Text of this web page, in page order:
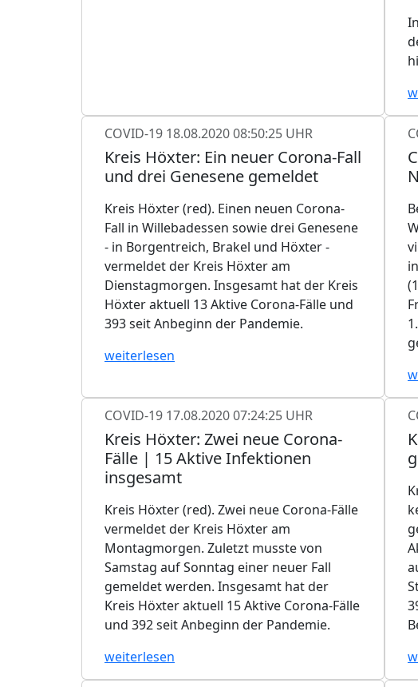
COVID-19 18.08.2020 08:50:25 UHR
Kreis Höxter: Ein neuer Corona-Fall
und drei Genesene gemeldet
Kreis Höxter (red). Einen neuen Corona-
Fall in Willebadessen sowie drei Genesene
- in Borgentreich, Brakel und Höxter -
vermeldet der Kreis Höxter am
Dienstagmorgen. Insgesamt hat der Kreis
Höxter aktuell 13 Aktive Corona-Fälle und
393 seit Anbeginn der Pandemie.
weiterlesen
COVID-19 17.08.2020 07:24:25 UHR
Kreis Höxter: Zwei neue Corona-
Fälle | 15 Aktive Infektionen
insgesamt
Kreis Höxter (red). Zwei neue Corona-Fälle
vermeldet der Kreis Höxter am
Montagmorgen. Zuletzt musste von
Samstag auf Sonntag einer neuer Fall
gemeldet werden. Insgesamt hat der
Kreis Höxter aktuell 15 Aktive Corona-Fälle
und 392 seit Anbeginn der Pandemie.
weiterlesen